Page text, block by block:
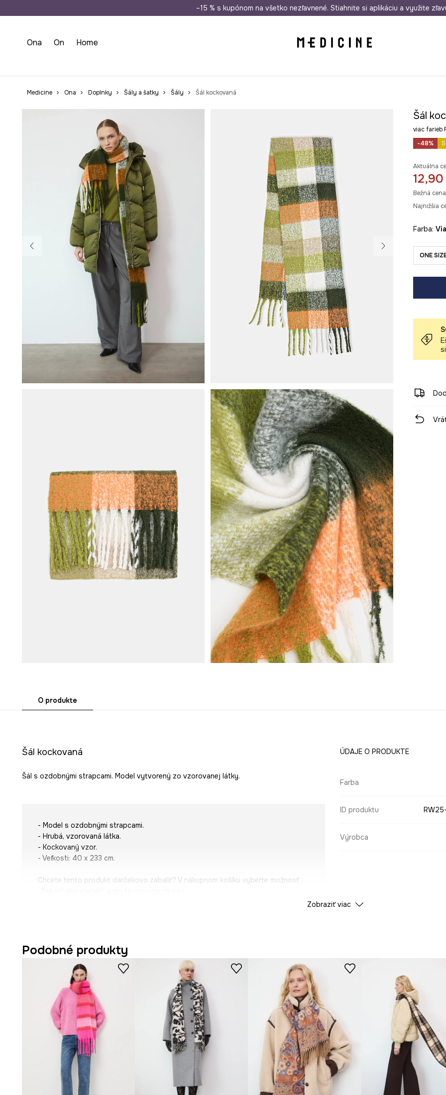
Doprava zadarmo od 50 € Odoslanie aj do 24 hodín 30 dní na
–15 % s kupónom na všetko nezľavnené. Stiahnite si aplikáciu a využite
Ona On Home
Medicine Ona Doplnky Šály a šatky Šály Šál kockovaná
Šál
viac farieb
-48%
Aktuálna
Bežná
Najnižšia
Farba:
ONE
O produkte
Šál kockovaná
Šál s ozdobnými strapcami. Model vytvorený zo vzorovanej látky.
- Model s ozdobnými strapcami.
- Hrubá, vzorovaná látka.
- Kockovaný vzor.
- Veľkosti: 40 x 233 cm.
Chcete tento produkt darčekovo zabaliť? V nákupnom košíku vyberte možnosť
ÚDAJE O PRODUKTE
Farba
ID produktu
Výrobca
Zobraziť viac
Podobné produkty